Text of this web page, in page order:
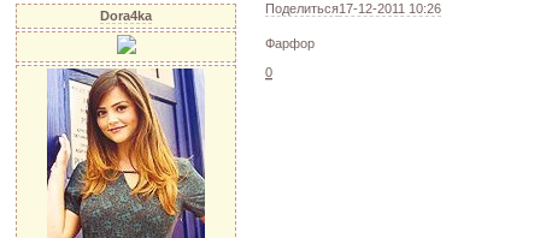
Поделиться17-12-2011 10:26
Dora4ka
Фарфор
0